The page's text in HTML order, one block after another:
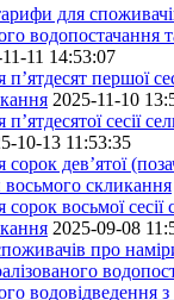
для
водопостачання
11 14:53:07
першої
2025-11-10
сесії
10-13 11:53:35
дев’ятої
скликання
восьмої сесії
2025-09-08
про
водовідведення